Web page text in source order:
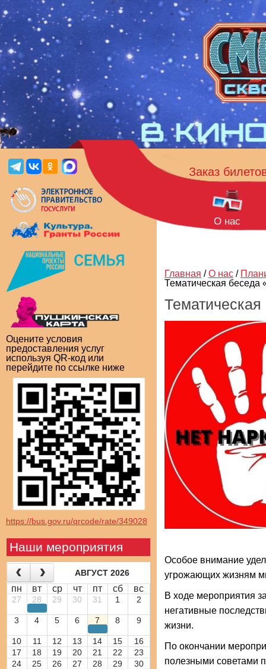
Оцените условия
предоставления услуг
используя QR-код или
перейдите по ссылке ниже
https://bus.gov.ru/qrcode/rate/349028
Наши мероприятия
АВГУСТ 2026
пн вт ср чт пт сб вс
27 28 29 30 31 1 2
3 4 5 6 7 8 9
10 11 12 13 14 15
16
17
18 19 20 21 22
23
24
25 26 27 28 29
30
Заказ
О нас
Главная / О нас /
Тематическая беседа
Тематическая
Особое внимание
угрожающих жизням
В ходе мероприятия
негативные
жизни.
По окончании
полезными советами